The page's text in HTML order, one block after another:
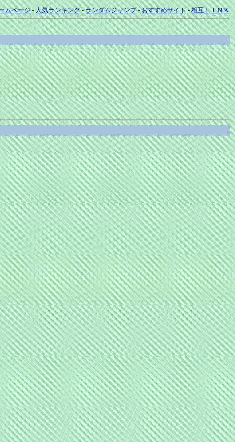
ムページ-人気ランキング-ランダムジャンプ-おすすめサイト-相互ＬＩＮＫ